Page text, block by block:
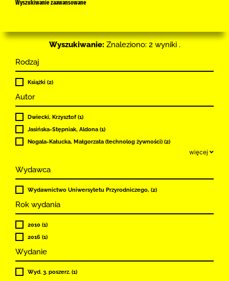
Wyszukiwanie zaawansowane
Wyszukiwanie: Znaleziono: 2 wyniki .
Rodzaj
Książki (2)
Autor
Dwiecki, Krzysztof (1)
Jasińska-Stępniak, Aldona (1)
Nogala-Kałucka, Małgorzata (technolog żywności) (2)
więcej
Wydawca
Wydawnictwo Uniwersytetu Przyrodniczego, (2)
Rok wydania
2010 (1)
2016 (1)
Wydanie
Wyd. 3. poszerz. (1)